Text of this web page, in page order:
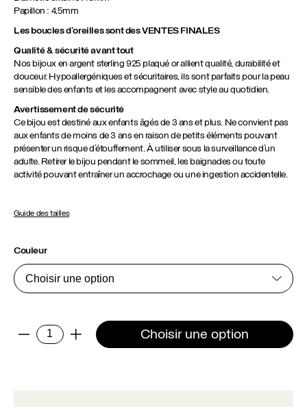
Papillon : 4,5mm
Les boucles d’oreilles sont des VENTES FINALES
Qualité & sécurité avant tout
Nos bijoux en argent sterling 925 plaqué or allient qualité, durabilité et
douceur. Hypoallergéniques et sécuritaires, ils sont parfaits pour la peau
sensible des enfants et les accompagnent avec style au quotidien.
Avertissement de sécurité
Ce bijou est destiné aux enfants âgés de 3 ans et plus. Ne convient pas
aux enfants de moins de 3 ans en raison de petits éléments pouvant
présenter un risque d’étouffement. À utiliser sous la surveillance d’un
adulte. Retirer le bijou pendant le sommeil, les baignades ou toute
activité pouvant entraîner un accrochage ou une ingestion accidentelle.
Guide des tailles
Couleur
-
quantité
Choisir une option